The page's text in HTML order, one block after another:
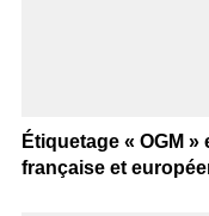
Étiquetage « OGM
française et